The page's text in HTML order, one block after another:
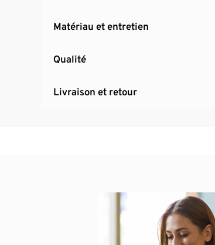
Matériau et entretien
Qualité
Livraison et retour